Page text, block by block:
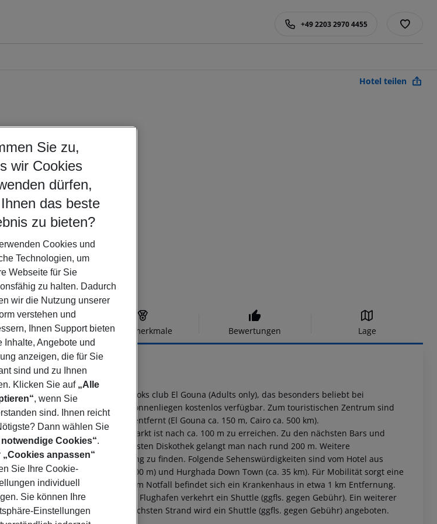
+49 2203 2970 4455
Hotel teilen
Hotelmerkmale Bewertungen Lage
4
entfernt liegt das Hotel Cooks club El Gouna (Adults only), das besonders beliebt bei
sind Sonnenschirme und Sonnenliegen kostenlos verfügbar. Zum touristischen Zentrum sind
Hurghada ist ca. 35 km entfernt (El Gouna ca. 150 m, Cairo ca. 500 km).
ca. 200 m vom Hotel, ein Supermarkt ist nach ca. 100 m zu erreichen. Zu den nächsten Bars und
nach rund 100 m. Zur nächsten Diskothek gelangt man nach rund 200 m. Weitere
Kino sind in ca. 1 km Entfernung zu finden. Folgende Sehenswürdigkeiten sind vom Hotel aus
km), Downtown El Gouna (ca. 100 m) und Hurghada Down Town (ca. 35 km). Für Mobilität sorgt eine
Zur ärztlichen Versorgung im Notfall befindet sich ein Krankenhaus in etwa 1 km Entfernung.
km entfernt. Zwischen Hotel und Flughafen verkehrt ein Shuttle (ggfls. gegen Gebühr). Ein weiterer
250 km Entfernung. Auch zum nächsten Strand wird ein Shuttle (ggfls. gegen Gebühr) angeboten.
Sie zu,
wir Cookies
dürfen,
das beste
zu bieten?
Cookies und
Technologien, um
Webseite für Sie
zu halten. Dadurch
wir die Nutzung unserer
verstehen und
Ihnen Support bieten
Inhalte, Angebote und
anzeigen, die für Sie
sind und zu Ihnen
Klicken Sie auf „Alle
, wenn Sie
sind. Ihnen reicht
Dann wählen Sie
notwendige Cookies“.
„Cookies anpassen“
Sie Ihre Cookie-
individuell
Sie können Ihre
Einstellungen